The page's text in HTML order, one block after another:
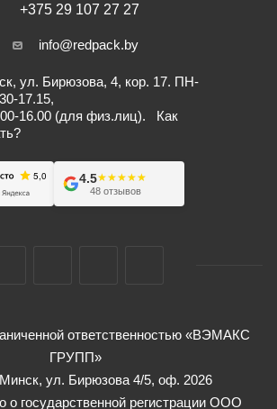
+375 29 107 27 27
info@redpack.by
ул. Бирюзова, 4, кор. 17. ПН-
17.15,
16.00 (для физ.лиц). Как
4.5★★★★★
★★★★★
48 отзывов
ответственностью «ВЭМАКС
ГРУПП»
Минск, ул. Бирюзова 4/5, оф. 2026
о государственной регистрации ООО